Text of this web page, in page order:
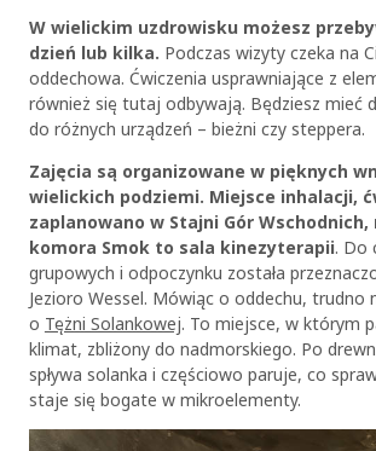
W wielickim uzdrowisku możesz
dzień lub kilka. Podczas wizyty czeka na
oddechowa. Ćwiczenia usprawniające z
również się tutaj odbywają. Będziesz mieć
do różnych urządzeń – bieżni czy steppera.
Zajęcia są organizowane w pięknych
wielickich podziemi. Miejsce inhalacji,
zaplanowano w Stajni Gór
komora Smok to sala kinezyterapii. Do
grupowych i odpoczynku została
Jezioro Wessel. Mówiąc o oddechu, trudno
o Tężni Solankowej. To miejsce, w którym
klimat, zbliżony do nadmorskiego. Po
spływa solanka i częściowo paruje, co
staje się bogate w mikroelementy.